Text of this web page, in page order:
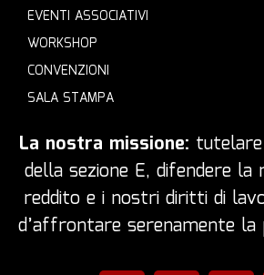
EVENTI ASSOCIATIVI
WORKSHOP
CONVENZIONI
SALA STAMPA
La nostra missione:
della sezione E, difendere
reddito e i nostri diritti di
d’affrontare serenamente